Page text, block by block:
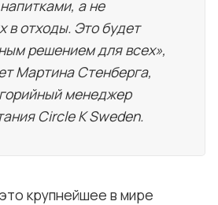
а не
в отходы. Это будет
решением для всех»,
Мартина Стенберга,
менеджер
Circle K Sweden.
крупнейшее в мире